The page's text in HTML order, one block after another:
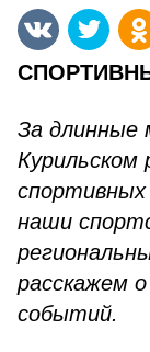
За длинные
Курильском
наши
расскажем
событий.